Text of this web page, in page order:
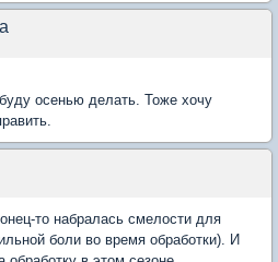
осенью делать. Тоже хочу
то набралась смелости для
боли во время обработки). И